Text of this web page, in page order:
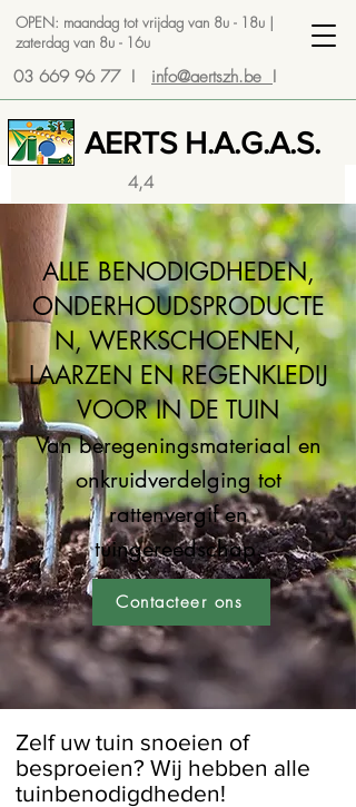
OPEN: maandag tot vrijdag van 8u - 18u |
zaterdag van 8u - 16u
03 669 96 77I info@aertszh.be I
AERTS H.A.G.A.S.
4,4
ALLE BENODIGDHEDEN,
ONDERHOUDSPRODUCTE
N, WERKSCHOENEN,
LAARZEN EN REGENKLEDIJ
VOOR IN DE TUIN
Van beregeningsmateriaal en
onkruidverdelging tot
rattenvergif en
tuingereedschap.
Contacteer ons
Zelf uw tuin snoeien of
besproeien? Wij hebben alle
tuinbenodigdheden!